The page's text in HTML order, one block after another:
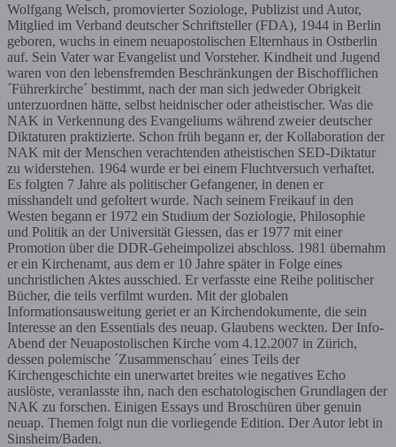
Wolfgang Welsch, promovierter Soziologe, Publizist und Autor,
Mitglied im Verband deutscher Schriftsteller (FDA), 1944 in Berlin
geboren, wuchs in einem neuapostolischen Elternhaus in Ostberlin
auf. Sein Vater war Evangelist und Vorsteher. Kindheit und Jugend
waren von den lebensfremden Beschränkungen der Bischofflichen
´Führerkirche´ bestimmt, nach der man sich jedweder Obrigkeit
unterzuordnen hätte, selbst heidnischer oder atheistischer. Was die
NAK in Verkennung des Evangeliums wäh­rend zweier deutscher
Diktaturen praktizierte. Schon früh begann er, der Kollaboration der
NAK mit der Menschen verachtenden atheistischen SED-Diktatur
zu widerstehen. 1964 wurde er bei einem Fluchtversuch verhaftet.
Es folgten 7 Jahre als politischer Gefangener, in denen er
misshandelt und gefoltert wurde. Nach seinem Freikauf in den
Westen begann er 1972 ein Studium der Soziologie, Philosophie
und Politik an der Universität Giessen, das er 1977 mit einer
Promotion über die DDR-Geheimpolizei abschloss. 1981 übernahm
er ein Kirchenamt, aus dem er 10 Jahre später in Folge eines
unchristlichen Aktes ausschied. Er verfasste eine Reihe politischer
Bücher, die teils verfilmt wurden. Mit der globalen
Informationsausweitung geriet er an Kirchendokumente, die sein
Interesse an den Essentials des neu­ap. Glaubens weckten. Der Info-
Abend der Neuapostolischen Kirche vom 4.12.2007 in Zürich,
dessen polemische ´Zusammenschau´ eines Teils der
Kirchengeschichte ein unerwartet breites wie negatives Echo
auslöste, veranlasste ihn, nach den eschatologischen Grundlagen der
NAK zu forschen. Einigen Essays und Broschüren über genuin
neuap. Themen folgt nun die vorliegende Edition. Der Autor lebt in
Sinsheim/Baden.